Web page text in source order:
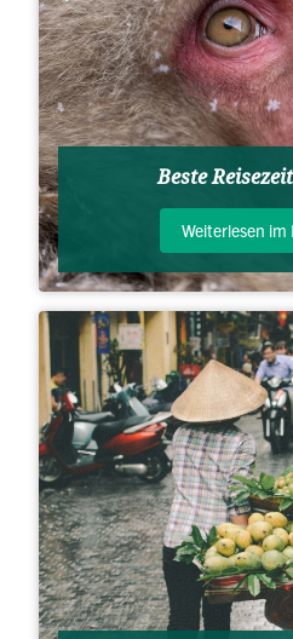
Beste
Weiterlesen im